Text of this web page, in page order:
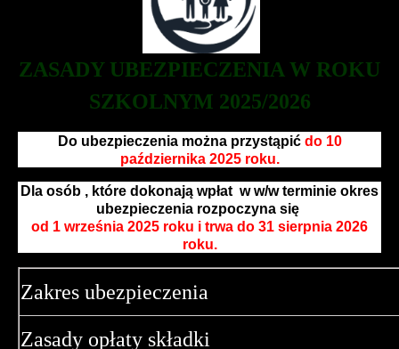
ZASADY UBEZPIECZENIA W ROKU
SZKOLNYM 2025/2026
Do ubezpieczenia można przystąpić do 10
października 2025 roku.
Dla osób , które dokonają wpłat w w/w terminie okres
ubezpieczenia rozpoczyna się
od 1 września 2025 roku i trwa do 31 sierpnia 2026
roku.
Zakres ubezpieczenia
Zasady opłaty składki